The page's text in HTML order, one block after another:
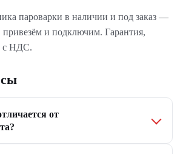
пароварки в наличии и под заказ —
и подключим. Гарантия,
с НДС.
от